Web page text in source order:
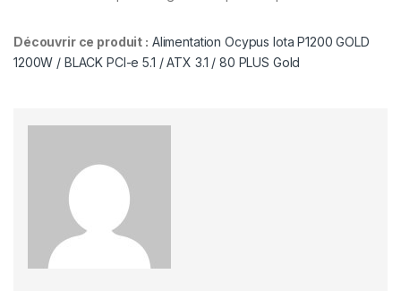
Découvrir ce produit : Alimentation Ocypus Iota P1200 GOLD
1200W / BLACK PCI-e 5.1 / ATX 3.1 / 80 PLUS Gold